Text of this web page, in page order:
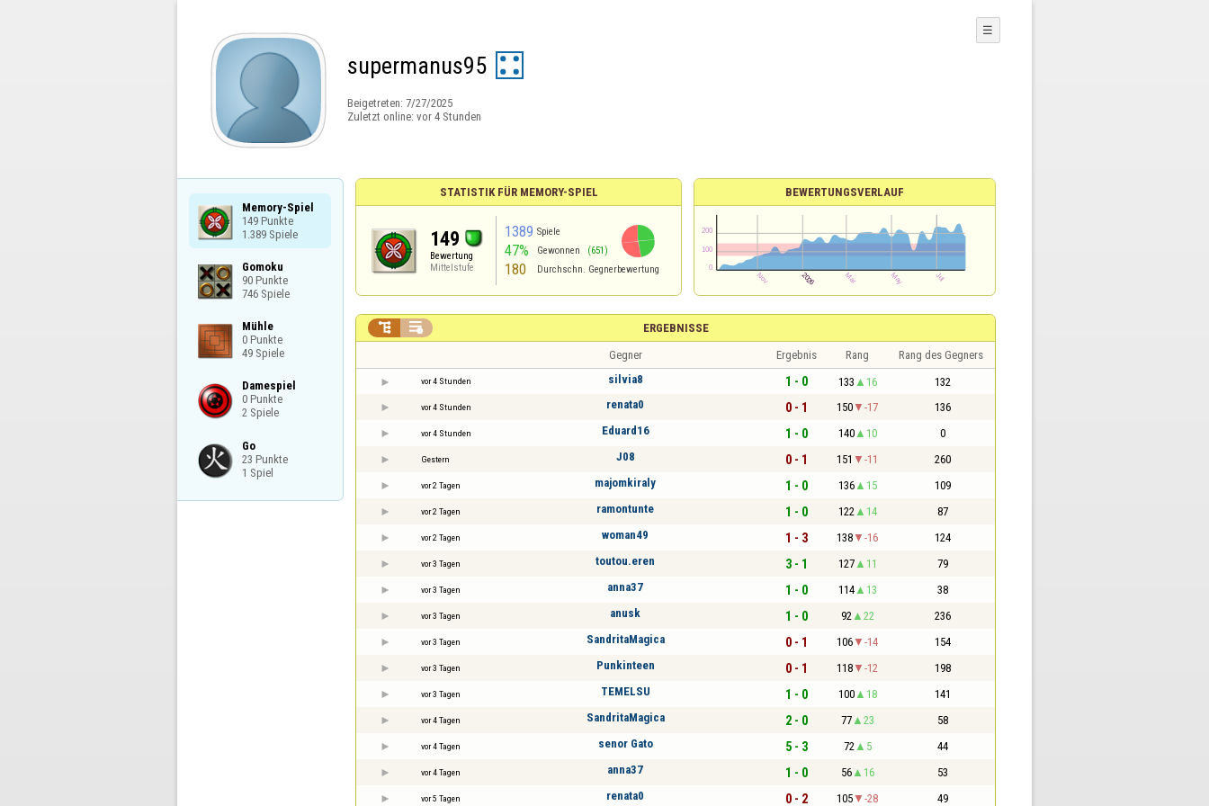
supermanus95
Beigetreten: 7/27/2025
Zuletzt online: vor 4 Stunden
☰
Memory-Spiel
149 Punkte
1.389 Spiele
Gomoku
90 Punkte
746 Spiele
Mühle
0 Punkte
49 Spiele
Damespiel
0 Punkte
2 Spiele
Go
23 Punkte
1 Spiel
STATISTIK FÜR MEMORY-SPIEL
149
Bewertung
Mittelstufe
1389 Spiele
47% Gewonnen (651)
180 Durchschn. Gegnerbewertung
BEWERTUNGSVERLAUF
ERGEBNISSE
 
Gegner Ergebnis Rang Rang des Gegners
vor 4 Stunden silvia8 1 - 0 133 16 132
vor 4 Stunden renata0 0 - 1 150 -17 136
vor 4 Stunden Eduard16 1 - 0 140 10 0
Gestern J08 0 - 1 151 -11 260
vor 2 Tagen majomkiraly 1 - 0 136 15 109
vor 2 Tagen ramontunte 1 - 0 122 14 87
vor 2 Tagen woman49 1 - 3 138 -16 124
vor 3 Tagen toutou.eren 3 - 1 127 11 79
vor 3 Tagen anna37 1 - 0 114 13 38
vor 3 Tagen anusk 1 - 0 92 22 236
vor 3 Tagen SandritaMagica 0 - 1 106 -14 154
vor 3 Tagen Punkinteen 0 - 1 118 -12 198
vor 3 Tagen TEMELSU 1 - 0 100 18 141
vor 4 Tagen SandritaMagica 2 - 0 77 23 58
vor 4 Tagen senor Gato 5 - 3 72 5 44
vor 4 Tagen anna37 1 - 0 56 16 53
vor 5 Tagen renata0 0 - 2 105 -28 49